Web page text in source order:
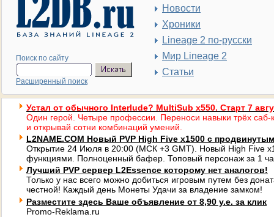
Поиск по сайту
Расширенный поиск
Новости
Хроники
Lineage 2 по-русски
Мир Lineage 2
Статьи
Устал от обычного Interlude? MultiSub x550. Старт 7
Один герой. Четыре профессии. Переноси навыки трёх саб-
и открывай сотни комбинаций умений.
L2NAME.COM Новый PVP High Five x1500 с
Открытие 24 Июля в 20:00 (МСК +3 GMT). Новый High Five
функциями. Полноценный бафер. Топовый персонаж за 1
Лучший PVP сервер L2Essence которому нет аналогов!
Только у нас всего можно добиться игровым путем без
честной! Каждый день Монеты Удачи за владение замком!
Разместите здесь Ваше объявление от 8,90 у.е. за клик
Promo-Reklama.ru